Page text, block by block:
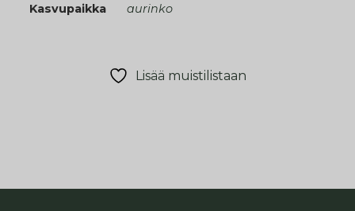
Kasvupaikka aurinko
Lisää muistilistaan